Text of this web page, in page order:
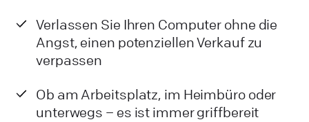
Verlassen Sie Ihren Computer ohne die
Angst, einen potenziellen Verkauf zu
verpassen
Ob am Arbeitsplatz, im Heimbüro oder
unterwegs – es ist immer griffbereit